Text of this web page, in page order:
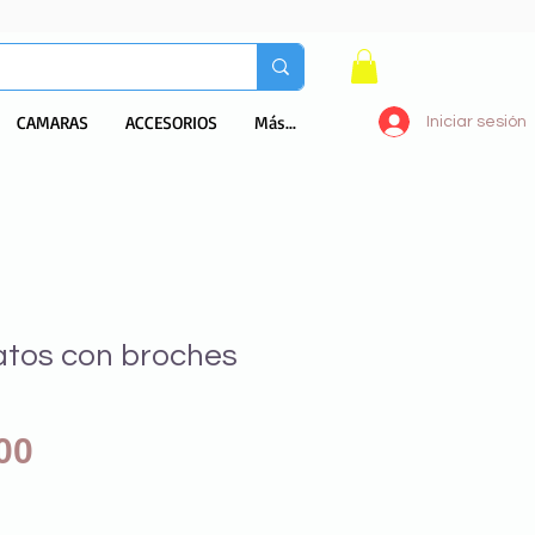
Iniciar sesión
CAMARAS ACCESORIOS Más...
con broches